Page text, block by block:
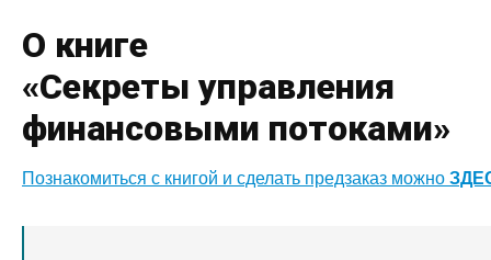
О книге
«Секреты управления
финансовыми потоками»
Познакомиться с книгой и сделать предзаказ можно